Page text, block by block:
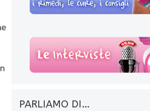
PARLIAMO DI…